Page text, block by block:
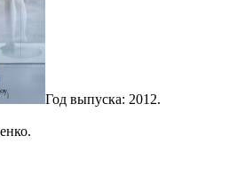
Год выпуска: 2012.